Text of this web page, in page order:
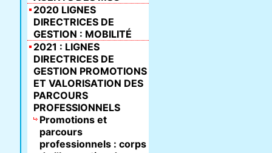
2020 LIGNES
DIRECTRICES DE
GESTION : MOBILITÉ
2021 : LIGNES
DIRECTRICES DE
GESTION PROMOTIONS
ET VALORISATION DES
PARCOURS
PROFESSIONNELS
Promotions et
parcours
professionnels : corps